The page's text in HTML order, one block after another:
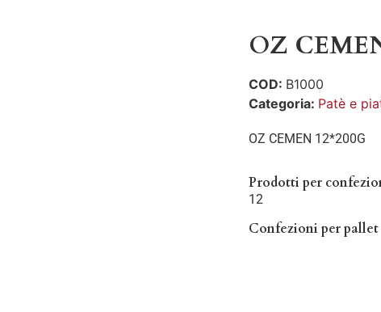
OZ
COD: B1000
Categoria: Patè e
OZ CEMEN 12*200G
Prodotti per
12
Confezioni per pallet